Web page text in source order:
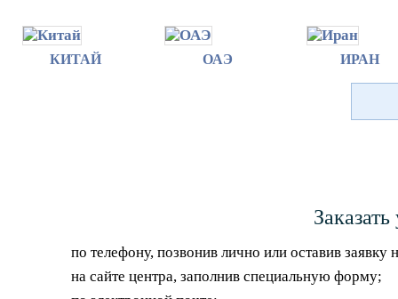
КИТАЙ ОАЭ ИРАН
по телефону, позвонив лично или оставив заявку
на сайте центра, заполнив специальную форму;